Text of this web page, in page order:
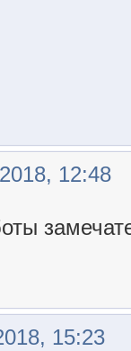
12:48
15:23